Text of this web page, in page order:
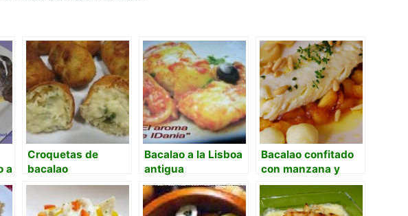
a
Croquetas de
bacalao
Bacalao a la Lisboa
antigua
Bacalao confitado
con manzana y
piñones.